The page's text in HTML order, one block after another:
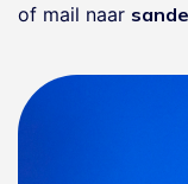
of mail naar